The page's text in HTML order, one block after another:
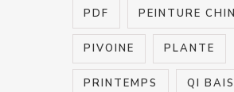
PDF PEINTURE
PIVOINE PLANTE
PRINTEMPS QI